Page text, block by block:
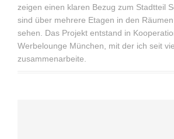
zeigen einen klaren Bezug zum Stadtteil
sind über mehrere Etagen in den
sehen. Das Projekt entstand in
Werbelounge München, mit der ich seit
zusammenarbeite.